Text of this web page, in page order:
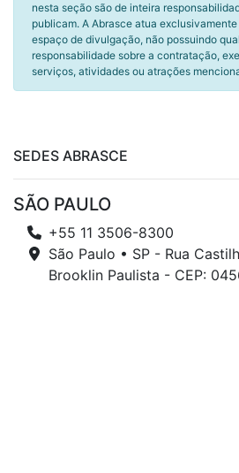
nesta seção são de inteira
publicam. A Abrasce atua
espaço de divulgação, não possuindo
responsabilidade sobre a contratação,
serviços, atividades ou atrações
SEDES ABRASCE
SÃO PAULO
+55 11 3506-8300
São Paulo • SP - Rua
Brooklin Paulista - CEP: